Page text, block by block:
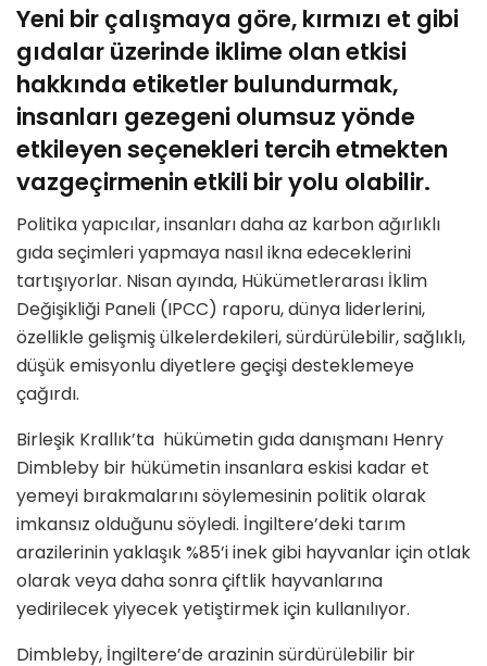
Yeni bir çalışmaya göre, kırmızı et gibi
gıdalar üzerinde iklime olan etkisi
hakkında etiketler bulundurmak,
insanları gezegeni olumsuz yönde
etkileyen seçenekleri tercih etmekten
vazgeçirmenin etkili bir yolu olabilir.
Politika yapıcılar, insanları daha az karbon ağırlıklı
gıda seçimleri yapmaya nasıl ikna edeceklerini
tartışıyorlar. Nisan ayında, Hükümetlerarası İklim
Değişikliği Paneli (IPCC) raporu, dünya liderlerini,
özellikle gelişmiş ülkelerdekileri, sürdürülebilir, sağlıklı,
düşük emisyonlu diyetlere geçişi desteklemeye
çağırdı.
Birleşik Krallık’ta hükümetin gıda danışmanı Henry
Dimbleby bir hükümetin insanlara eskisi kadar et
yemeyi bırakmalarını söylemesinin politik olarak
imkansız olduğunu söyledi. İngiltere’deki tarım
arazilerinin yaklaşık %85’i inek gibi hayvanlar için otlak
olarak veya daha sonra çiftlik hayvanlarına
yedirilecek yiyecek yetiştirmek için kullanılıyor.
Dimbleby, İngiltere’de arazinin sürdürülebilir bir